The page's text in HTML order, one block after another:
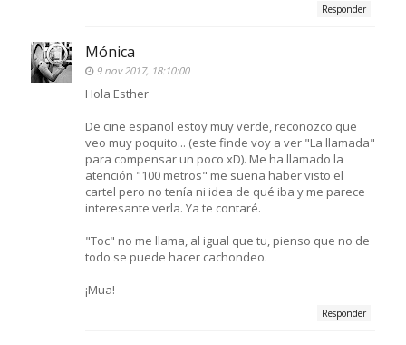
Responder
Mónica
9 nov 2017, 18:10:00
Hola Esther
De cine español estoy muy verde, reconozco que
veo muy poquito... (este finde voy a ver "La llamada"
para compensar un poco xD). Me ha llamado la
atención "100 metros" me suena haber visto el
cartel pero no tenía ni idea de qué iba y me parece
interesante verla. Ya te contaré.
"Toc" no me llama, al igual que tu, pienso que no de
todo se puede hacer cachondeo.
¡Mua!
Responder